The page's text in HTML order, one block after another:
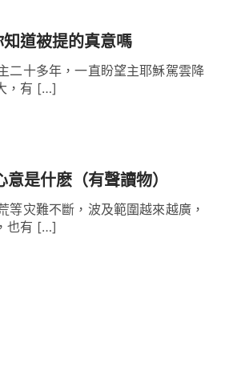
道被提的真意嗎
二十多年，一直盼望主耶穌駕雲降
，有 […]
是什麽（有聲讀物）
等灾難不斷，波及範圍越來越廣，
也有 […]